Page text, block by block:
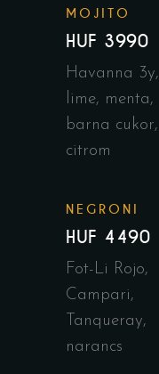
MOJITO
HUF 3990
Havanna 3y,
lime, menta,
barna cukor,
citrom
NEGRONI
HUF 4490
Fot-Li Rojo,
Campari,
Tanqueray,
narancs